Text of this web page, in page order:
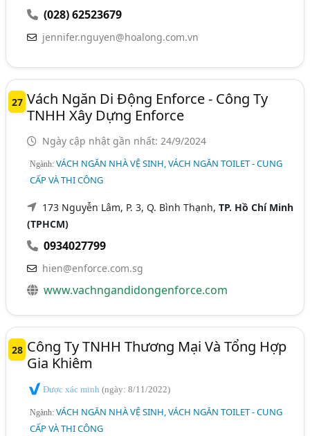
(028) 62523679
jennifer.nguyen@hoalong.com.vn
27 Vách Ngăn Di Động Enforce - Công Ty
TNHH Xây Dựng Enforce
Ngày cập nhật gần nhất: 24/9/2024
Ngành:VÁCH NGĂN NHÀ VỆ SINH, VÁCH NGĂN TOILET - CUNG
CẤP VÀ THI CÔNG
173 Nguyễn Lâm, P. 3, Q. Bình Thạnh,TP. Hồ Chí Minh
(TPHCM)
0934027799
hien@enforce.com.sg
www.vachngandidongenforce.com
28 Công Ty TNHH Thương Mại Và Tổng Hợp
Gia Khiêm
Được xác minh(ngày: 8/11/2022)
Ngành:VÁCH NGĂN NHÀ VỆ SINH, VÁCH NGĂN TOILET - CUNG
CẤP VÀ THI CÔNG